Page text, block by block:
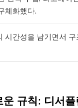
체화했다.
시간성을 남기면서
운 규칙: 디서